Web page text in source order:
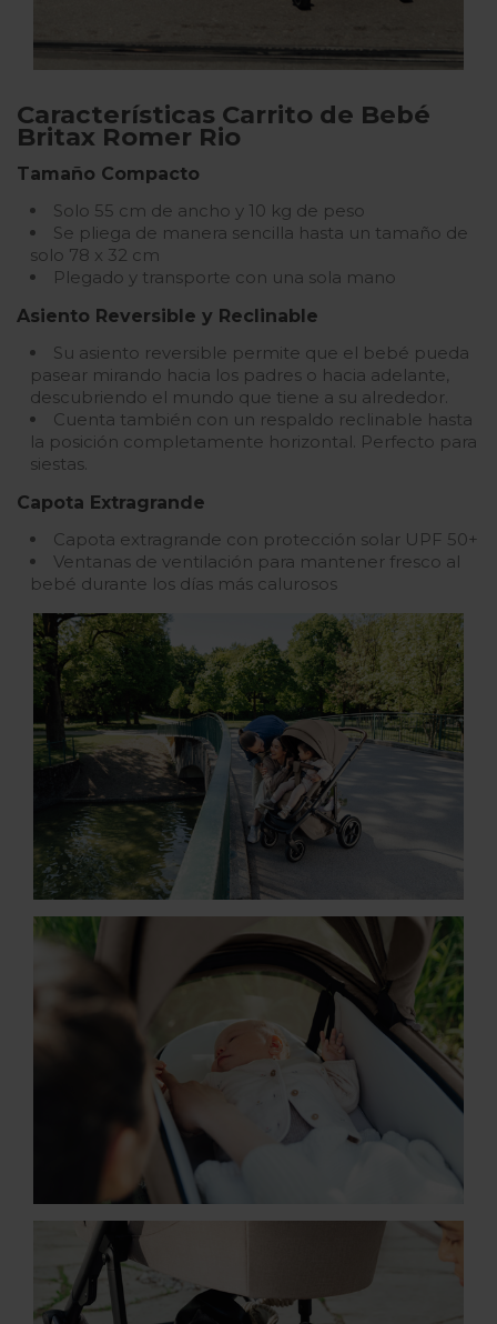
Características Carrito de Bebé
Britax Romer Rio
Tamaño Compacto
Solo 55 cm de ancho y 10 kg de peso
Se pliega de manera sencilla hasta un tamaño de
solo 78 x 32 cm
Plegado y transporte con una sola mano
Asiento Reversible y Reclinable
Su asiento reversible permite que el bebé pueda
pasear mirando hacia los padres o hacia adelante,
descubriendo el mundo que tiene a su alrededor.
Cuenta también con un respaldo reclinable hasta
la posición completamente horizontal. Perfecto para
siestas.
Capota Extragrande
Capota extragrande con protección solar UPF 50+
Ventanas de ventilación para mantener fresco al
bebé durante los días más calurosos